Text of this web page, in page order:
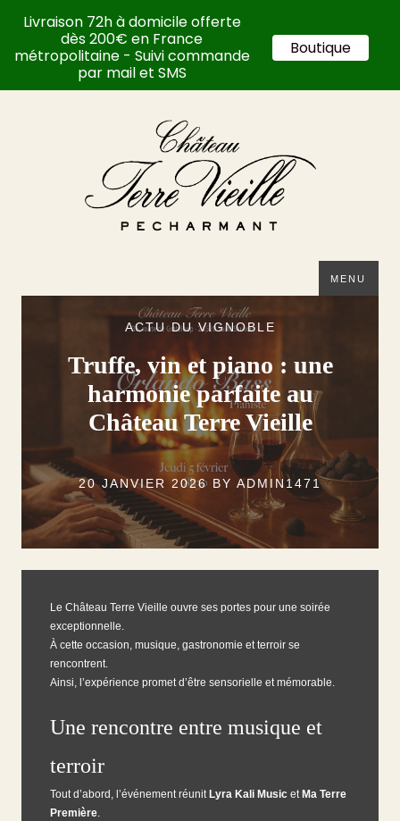
MENU
ACTU DU VIGNOBLE
Truffe, vin et piano : une
harmonie parfaite au
Château Terre Vieille
20 JANVIER 2026 BY ADMIN1471
Le Château Terre Vieille ouvre ses portes pour une soirée
exceptionnelle.
À cette occasion, musique, gastronomie et terroir se
rencontrent.
Ainsi, l’expérience promet d’être sensorielle et mémorable.
Une rencontre entre musique et
terroir
Tout d’abord, l’événement réunit Lyra Kali Music et Ma Terre
Première.
Livraison 72h à domicile offerte
dès 200€ en France
métropolitaine - Suivi commande
par mail et SMS
Boutique